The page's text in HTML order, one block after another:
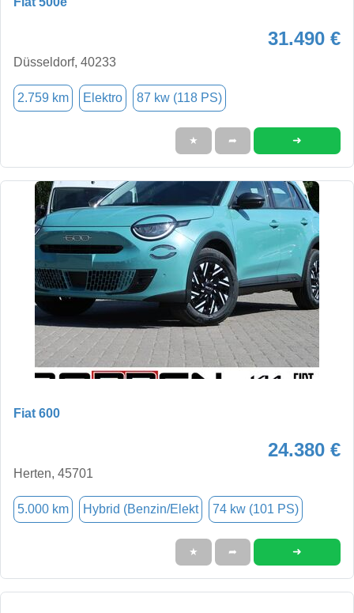
31.490 €
Düsseldorf, 40233
2.759 km Elektro 87 kw (118 PS)
★ ➦ ➜
Fiat 600
24.380 €
Herten, 45701
5.000 km Hybrid (Benzin/Elekt 74 kw (101 PS)
★ ➦ ➜